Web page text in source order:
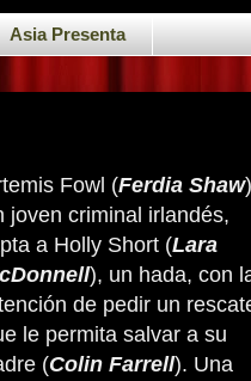
Asia Presenta
Fowl (Ferdia Shaw
joven criminal irlandés,
a Holly Short (Lara
), un hada, con
de pedir un
le permita salvar a su
(Colin Farrell). Una